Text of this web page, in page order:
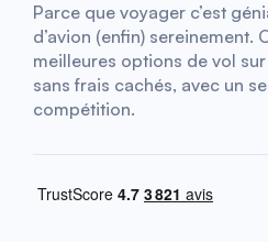
Parce que voyager c’est
d’avion (enfin) sereinement.
meilleures options de vol
sans frais cachés, avec un
compétition.